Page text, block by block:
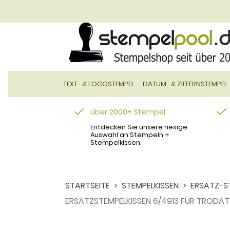
TEXT- & LOGOSTEMPEL DATUM- & ZIFFERNSTEMPEL
über 2000+ Stempel
Entdecken Sie unsere riesige
Auswahl an Stempeln +
Stempelkissen.
STARTSEITE STEMPELKISSEN
ERSATZ-
ERSATZSTEMPELKISSEN 6/4913 FÜR